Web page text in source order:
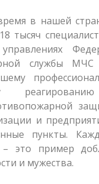
в нашей
тысяч
службы МЧС
и
пункты.
это пример
и мужества.